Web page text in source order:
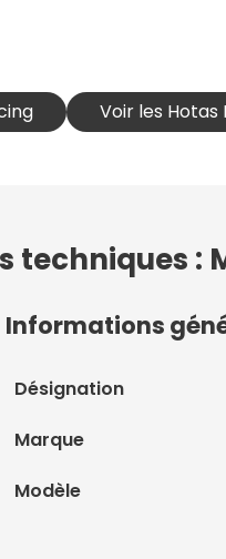
Voir les Hotas
:
Informations
Désignation
Marque
Modèle